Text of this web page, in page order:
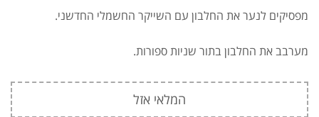
מפסיקים לנער את החלבון עם השייקר החשמלי החדשני.
מערבב את החלבון בתור שניות ספורות.
המלאי אזל